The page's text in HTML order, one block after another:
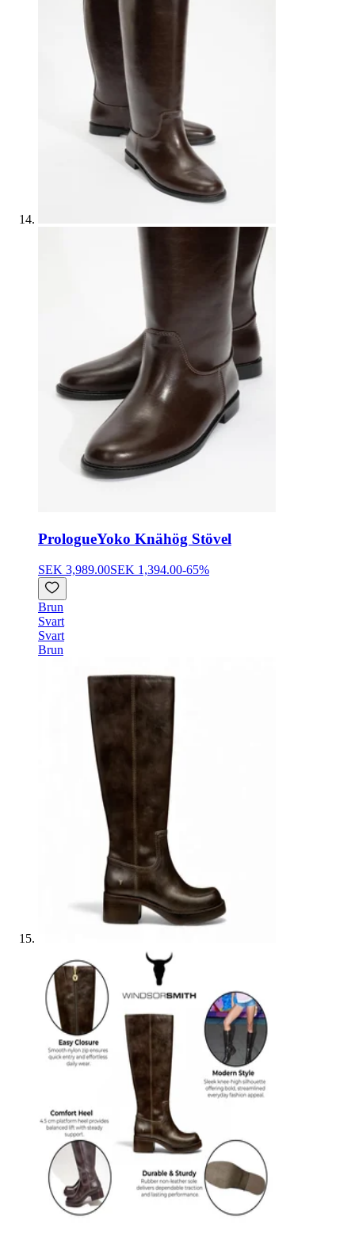
PrologueYoko Knähög Stövel
SEK 3,989.00SEK 1,394.00-65%
Brun
Svart
Svart
Brun